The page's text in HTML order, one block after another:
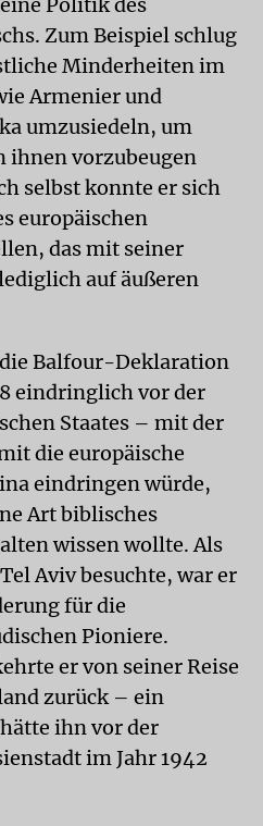
Zum Beispiel schlug
Minderheiten im
Armenier und
umzusiedeln, um
ihnen vorzubeugen
selbst konnte er sich
europäischen
das mit seiner
auf äußeren
Balfour-Deklaration
eindringlich vor der
Staates – mit der
die europäische
eindringen würde,
Art biblisches
wissen wollte. Als
Aviv besuchte, war er
für die
Pioniere.
er von seiner Reise
zurück – ein
ihn vor der
im Jahr 1942